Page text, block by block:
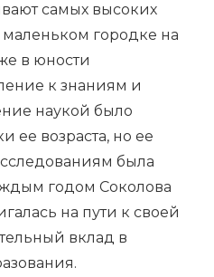
самых высоких
городке на
в юности
к знаниям и
наукой было
ее возраста, но ее
была
годом Соколова
на пути к своей
вклад в